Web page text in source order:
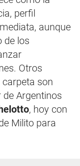
perfil
aunque
de los
Otros
son
Argentinos
, hoy con
Milito para